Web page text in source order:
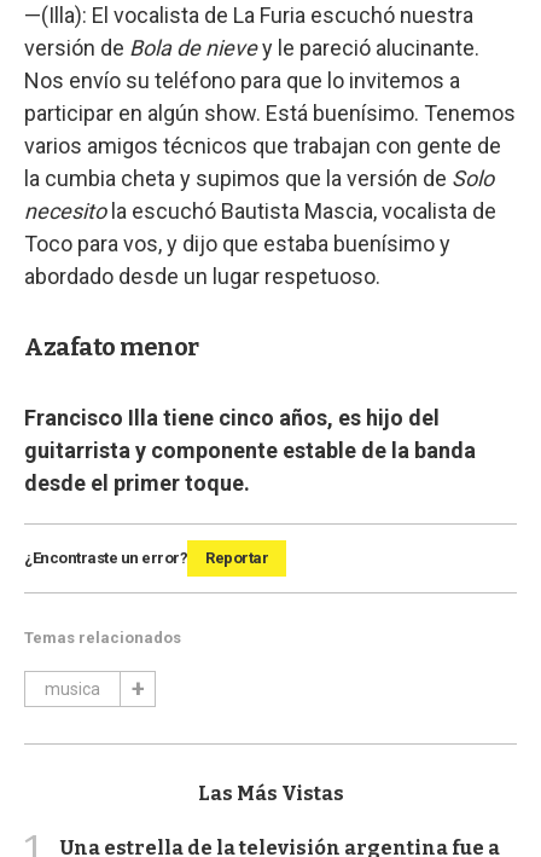
—(Illa): El vocalista de La Furia escuchó nuestra
versión de Bola de nievey le pareció alucinante.
Nos envío su teléfono para que lo invitemos a
participar en algún show. Está buenísimo. Tenemos
varios amigos técnicos que trabajan con gente de
la cumbia cheta y supimos que la versión de Solo
necesito la escuchó Bautista Mascia, vocalista de
Toco para vos, y dijo que estaba buenísimo y
abordado desde un lugar respetuoso.
Azafato menor
Francisco Illa tiene cinco años, es hijo del
guitarrista y componente estable de la banda
desde el primer toque.
¿Encontraste un error? Reportar
Temas relacionados
musica
Las Más Vistas
Una estrella de la televisión argentina fue a